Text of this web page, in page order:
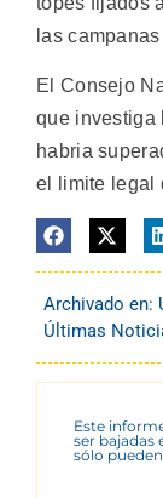
las
El Consejo
que investiga
habria
el limite legal
Archivado en:
Últimas
Este
ser bajadas
sólo